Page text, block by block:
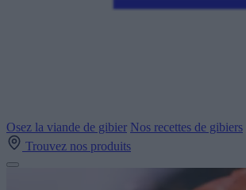
Osez la viande de gibier Nos recettes de gibiers
Trouvez nos produits